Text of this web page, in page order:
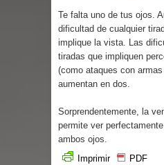
Parte 02:
Te falta uno de tus ojos.
dificultad de cualquier
implique la vista. Las
tiradas que impliquen
(como ataques con
aumentan en dos.
Sorprendentemente, la
permite ver
ambos ojos.
Imprimir
PDF